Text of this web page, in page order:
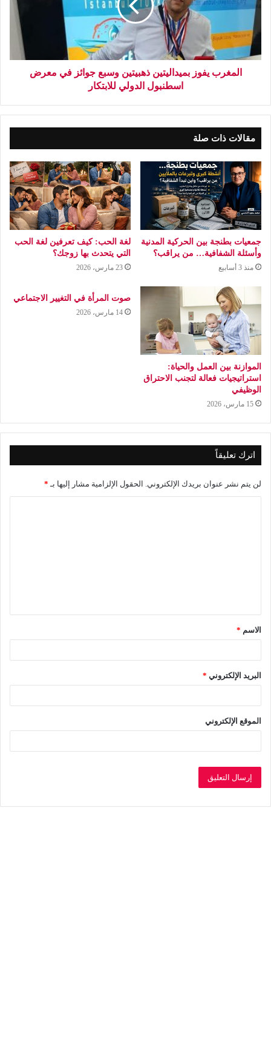
المغرب يفوز بميداليتين ذهبيتين وسبع جوائز في معرض
اسطنبول الدولي للابتكار
مقالات ذات صلة
جمعيات بطنجة بين الحركية المدنية
وأسئلة الشفافية… من يراقب؟
منذ 3 أسابيع
لغة الحب: كيف تعرفين لغة الحب
التي يتحدث بها زوجك؟
23 مارس، 2026
الموازنة بين العمل والحياة:
استراتيجيات فعالة لتجنب الاحتراق
الوظيفي
15 مارس، 2026
صوت المرأة في التغيير الاجتماعي
14 مارس، 2026
اترك تعليقاً
لن يتم نشر عنوان بريدك الإلكتروني. الحقول الإلزامية مشار إليها بـ *
ق
*الاسم *
البريد الإلكتروني *
الموقع الإلكتروني